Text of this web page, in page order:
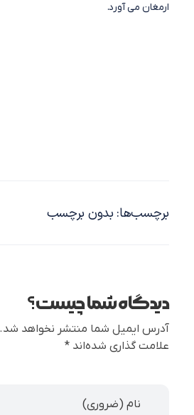
ارمغان می آورد.
برچسب‌ها: بدون برچسب
دیدگاه شما چیست؟
آدرس ایمیل شما منتشر نخواهد شد.
علامت گذاری شده‌اند *
نام (ضروری)